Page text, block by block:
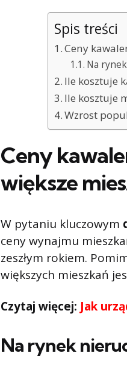
Spis treści
Ceny
Na
Ile kosztuje
Ile kosztuje
Wzrost
Ceny
większe
W pytaniu kluczowym
ceny wynajmu
zeszłym rokiem.
większych mieszkań
Czytaj więcej: Jak
Na rynek